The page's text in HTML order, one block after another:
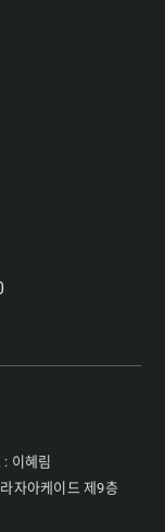
이혜림
자아케이드 제9층